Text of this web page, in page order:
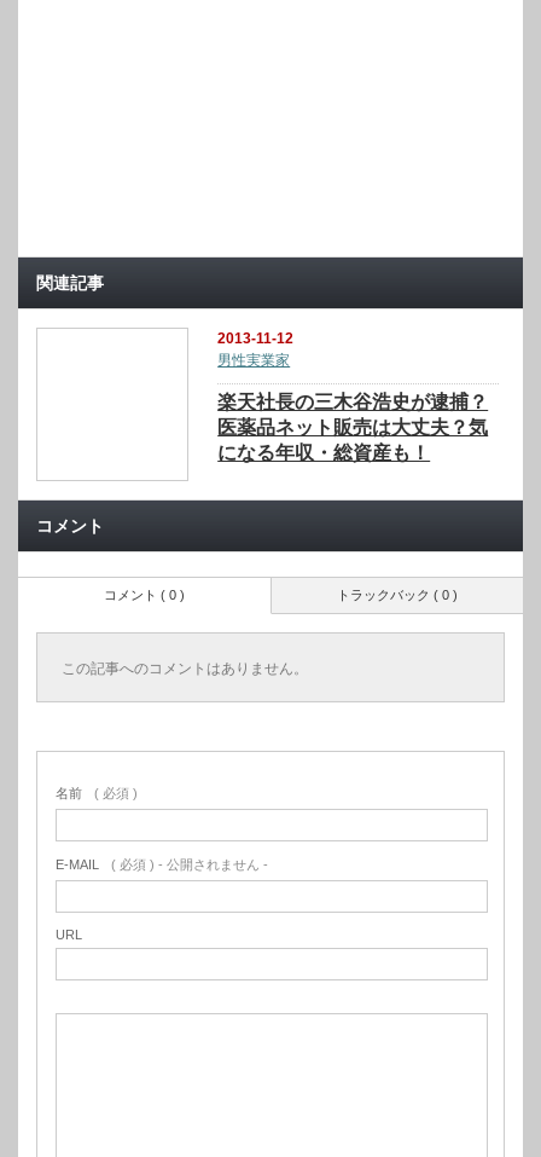
関連記事
2013-11-12
男性実業家
楽天社長の三木谷浩史が逮捕？
医薬品ネット販売は大丈夫？気
になる年収・総資産も！
コメント
トラックバック ( 0 )
コメント ( 0 )
この記事へのコメントはありません。
名前 ( 必須 )
E-MAIL ( 必須 ) - 公開されません -
URL